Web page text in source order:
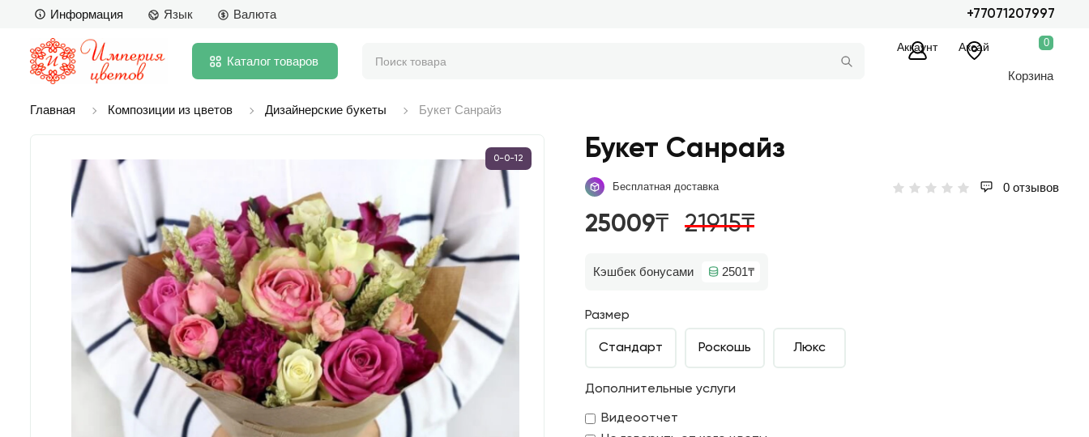
Информация Язык Валюта +77071207997
Каталог товаров
Аккаунт Аксай 0
Корзина
Главная Композиции из цветов Дизайнерские букеты Букет Санрайз
0-0-12 Букет Санрайз
Бесплатная доставка 0 отзывов
25009₸ 21915₸
Кэшбек бонусами 2501₸
Размер
Стандарт Роскошь Люкс
Дополнительные услуги
Видеоотчет